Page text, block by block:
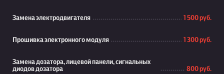
Замена электродвигателя 1 500 руб.
Прошивка электронного модуля 1 300 руб.
Замена дозатора, лицевой панели, сигнальных
диодов дозатора
800 руб.